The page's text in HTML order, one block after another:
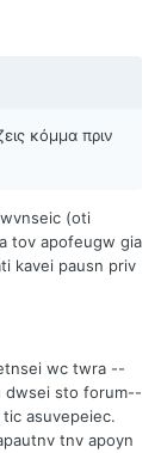
κόμμα πριν
(oti
tov apofeugw gia
kavei pausn priv
wc twra --
dwsei sto forum--
asuvepeiec.
tnv apoyn